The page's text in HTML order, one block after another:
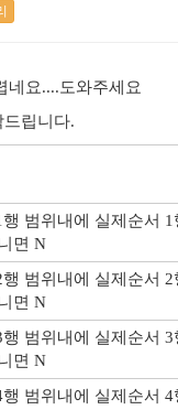
네요....도와주세요
립니다.
범위내에 실제순서
면 N
범위내에 실제순서
면 N
범위내에 실제순서
면 N
범위내에 실제순서